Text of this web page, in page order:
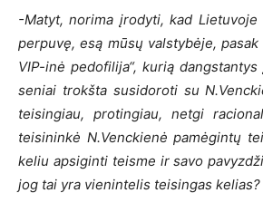
-Matyt, norima įrodyti, kad
perpuvę, esą mūsų valstybėje, pasak
VIP-inė pedofilija“, kurią
seniai trokšta susidoroti su
teisingiau, protingiau, netgi
teisininkė N.Venckienė pamėgintų
keliu apsiginti teisme ir savo
jog tai yra vienintelis teisingas kelias?